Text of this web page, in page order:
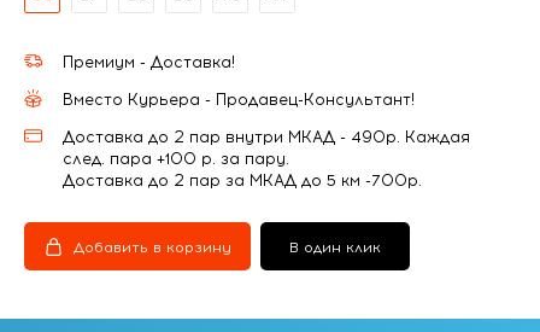
Премиум - Доставка!
Вместо Курьера - Продавец-Консультант!
Доставка до 2 пар внутри МКАД - 490р. Каждая
след. пара +100 р. за пару.
Доставка до 2 пар за МКАД до 5 км -700р.
Добавить в корзину В один клик